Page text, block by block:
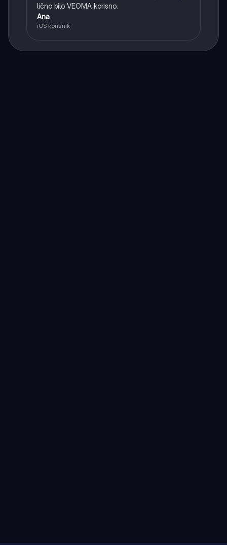
lično bilo VEOMA korisno.
Ana
iOS korisnik